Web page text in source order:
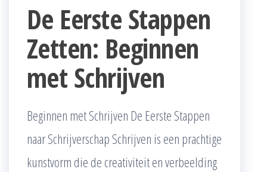
De Eerste Stappen
Zetten: Beginnen
met Schrijven
Beginnen met Schrijven De Eerste Stappen
naar Schrijverschap Schrijven is een prachtige
kunstvorm die de creativiteit en verbeelding